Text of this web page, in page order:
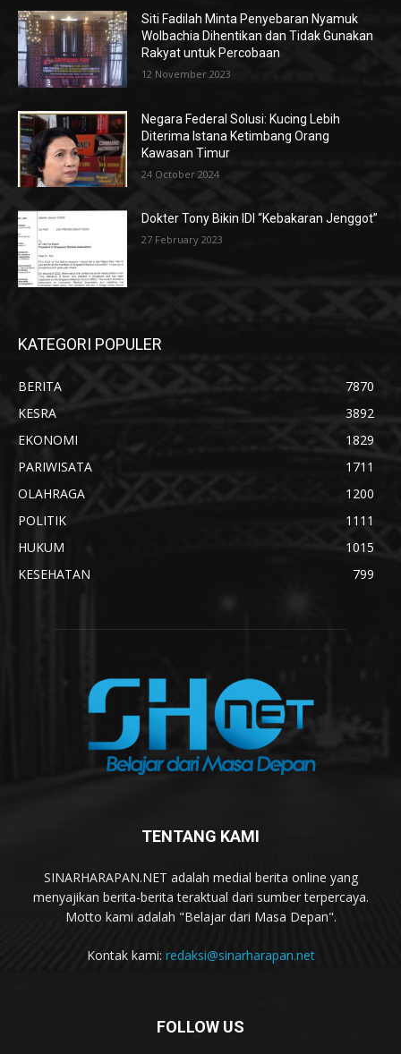
Siti Fadilah Minta Penyebaran Nyamuk
Wolbachia Dihentikan dan Tidak Gunakan
Rakyat untuk Percobaan
12 November 2023
Negara Federal Solusi: Kucing Lebih
Diterima Istana Ketimbang Orang
Kawasan Timur
24 October 2024
Dokter Tony Bikin IDI “Kebakaran Jenggot”
27 February 2023
KATEGORI POPULER
BERITA
7870
KESRA
3892
EKONOMI
1829
PARIWISATA
1711
OLAHRAGA
1200
POLITIK
1111
HUKUM
1015
KESEHATAN
799
TENTANG KAMI
SINARHARAPAN.NET adalah medial berita online yang
menyajikan berita-berita teraktual dari sumber terpercaya.
Motto kami adalah "Belajar dari Masa Depan".
Kontak kami: redaksi@sinarharapan.net
FOLLOW US